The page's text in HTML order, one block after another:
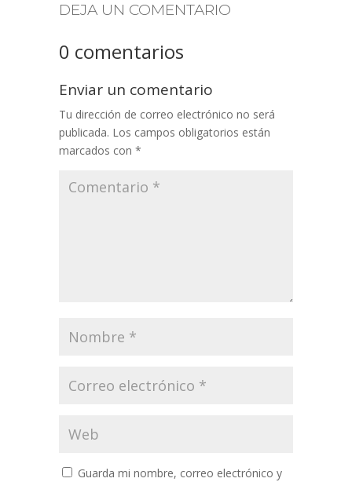
DEJA UN COMENTARIO
0 comentarios
Enviar un comentario
Tu dirección de correo electrónico no será
publicada. Los campos obligatorios están
marcados con *
Guarda mi nombre, correo electrónico y